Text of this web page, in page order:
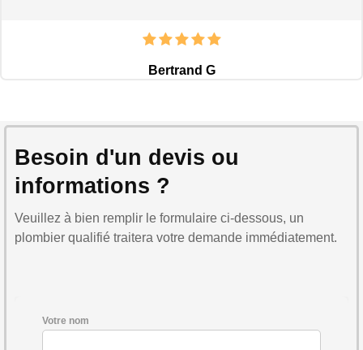
Bertrand G
Besoin d'un devis ou
informations ?
Veuillez à bien remplir le formulaire ci-dessous, un
plombier qualifié traitera votre demande immédiatement.
Votre nom